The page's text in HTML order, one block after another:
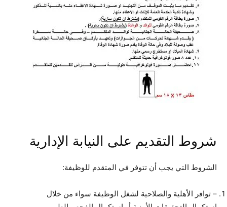
شروط التقديم على النيابة الإدارية
الشروط التي يجب أن تتوفر في المتقدم للوظيفة:
– توافر الأهلية والصلاحية لشغل الوظيفة سواء من خلال